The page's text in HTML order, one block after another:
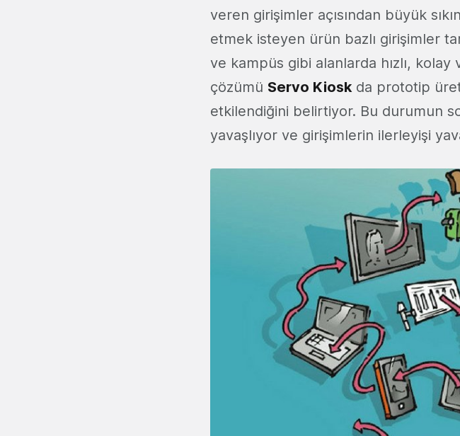
veren girişimler açısından büyük
etmek isteyen ürün bazlı girişimler
ve kampüs gibi alanlarda hızlı,
çözümü Servo Kioskda prototip
etkilendiğini belirtiyor. Bu durumun
yavaşlıyor ve girişimlerin ilerleyişi